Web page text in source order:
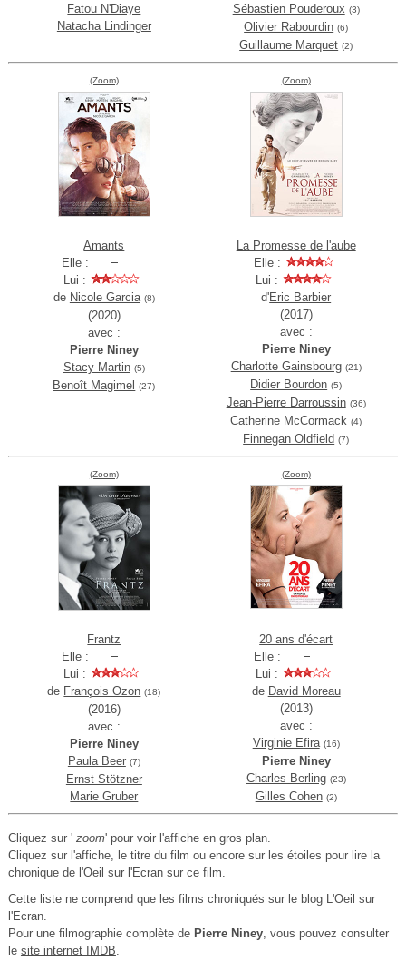
Fatou N'Diaye
Natacha Lindinger
Sébastien Pouderoux (3)
Olivier Rabourdin (6)
Guillaume Marquet (2)
(Zoom)
Amants
Elle :
Lui :
de Nicole Garcia (8)
(2020)
avec :
Pierre Niney
Stacy Martin (5)
Benoît Magimel (27)
(Zoom)
La Promesse de l'aube
Elle :
Lui :
d'Eric Barbier
(2017)
avec :
Pierre Niney
Charlotte Gainsbourg (21)
Didier Bourdon (5)
Jean-Pierre Darroussin (36)
Catherine McCormack (4)
Finnegan Oldfield (7)
(Zoom)
Frantz
Elle :
Lui :
de François Ozon (18)
(2016)
avec :
Pierre Niney
Paula Beer (7)
Ernst Stötzner
Marie Gruber
(Zoom)
20 ans d'écart
Elle :
Lui :
de David Moreau
(2013)
avec :
Virginie Efira (16)
Pierre Niney
Charles Berling (23)
Gilles Cohen (2)
Cliquez sur ' zoom' pour voir l'affiche en gros plan.
Cliquez sur l'affiche, le titre du film ou encore sur les étoiles pour lire la
chronique de l'Oeil sur l'Ecran sur ce film.
Cette liste ne comprend que les films chroniqués sur le blog L'Oeil sur
l'Ecran.
Pour une filmographie complète de Pierre Niney, vous pouvez consulter
le site internet IMDB.